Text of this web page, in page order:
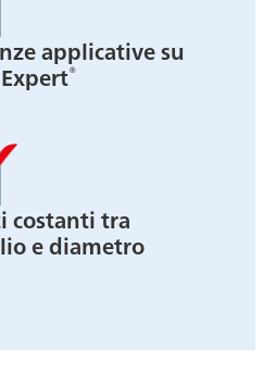
applicative su
®
costanti tra
e diametro